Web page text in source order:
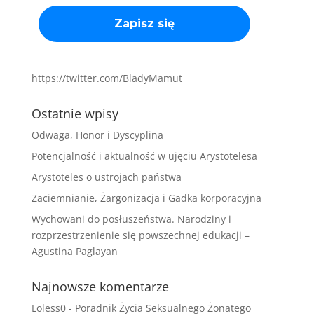
https://twitter.com/BladyMamut
Ostatnie wpisy
Odwaga, Honor i Dyscyplina
Potencjalność i aktualność w ujęciu Arystotelesa
Arystoteles o ustrojach państwa
Zaciemnianie, Żargonizacja i Gadka korporacyjna
Wychowani do posłuszeństwa. Narodziny i
rozprzestrzenienie się powszechnej edukacji –
Agustina Paglayan
Najnowsze komentarze
Loless0- Poradnik Życia Seksualnego Żonatego